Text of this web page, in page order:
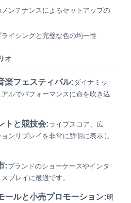
ンテナンスによるセットアップの
イシングと完璧な色の均一性
オ
楽フェスティバル: ダイナミッ
ルでパフォーマンスに命を吹き込
トと競技会:ライブスコア、広
ンリプレイを非常に鮮明に表示し
:ブランドのショーケースやインタ
プレイに最適です。
ールと小売プロモーション:明